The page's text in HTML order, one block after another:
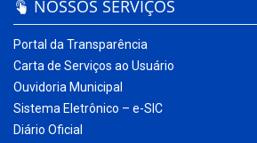
NOSSOS SERVIÇOS
Portal da Transparência
Carta de Serviços ao Usuário
Ouvidoria Municipal
Sistema Eletrônico – e-SIC
Diário Oficial